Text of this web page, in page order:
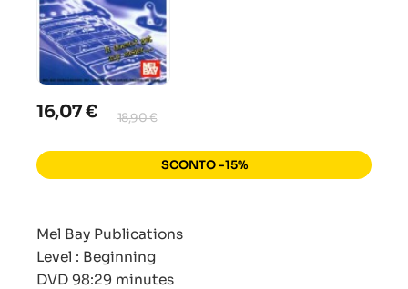
16,07 € 18,90 €
SCONTO -15%
Mel Bay Publications
Level : Beginning
DVD 98:29 minutes